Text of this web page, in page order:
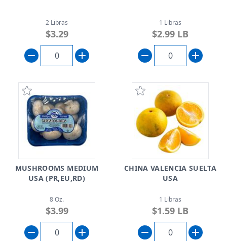
2 Libras
$3.29
1 Libras
$2.99 LB
MUSHROOMS MEDIUM
USA (PR,EU,RD)
8 Oz.
$3.99
CHINA VALENCIA SUELTA
USA
1 Libras
$1.59 LB